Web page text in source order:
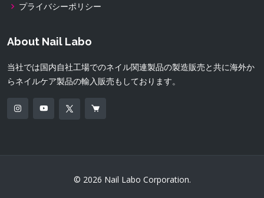
プライバシーポリシー
About Nail Labo
当社では国内自社工場でのネイル関連製品の製造販売と共に海外か
らネイルケア製品の輸入販売もしております。
© 2026 Nail Labo Corporation.